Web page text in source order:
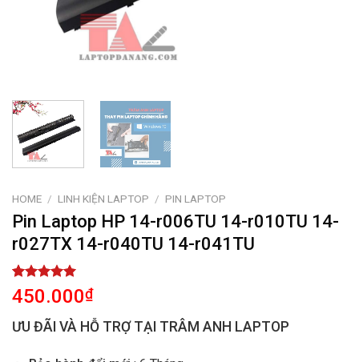
HOME / LINH KIỆN LAPTOP / PIN LAPTOP
Pin Laptop HP 14-r006TU 14-r010TU 14-
r027TX 14-r040TU 14-r041TU
Rated
5.00
out of 5
based on
1
customer
450.000₫
ƯU ĐÃI VÀ HỖ TRỢ TẠI TRÂM ANH LAPTOP